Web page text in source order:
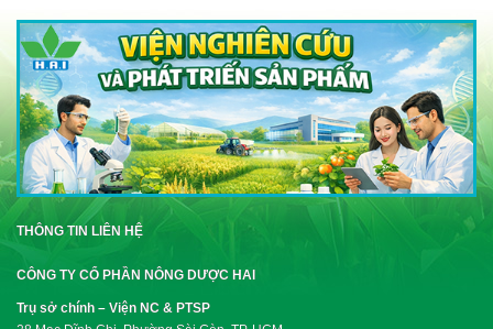
THÔNG TIN LIÊN HỆ
CÔNG TY CỔ PHẦN NÔNG DƯỢC HAI
Trụ sở chính – Viện NC & PTSP